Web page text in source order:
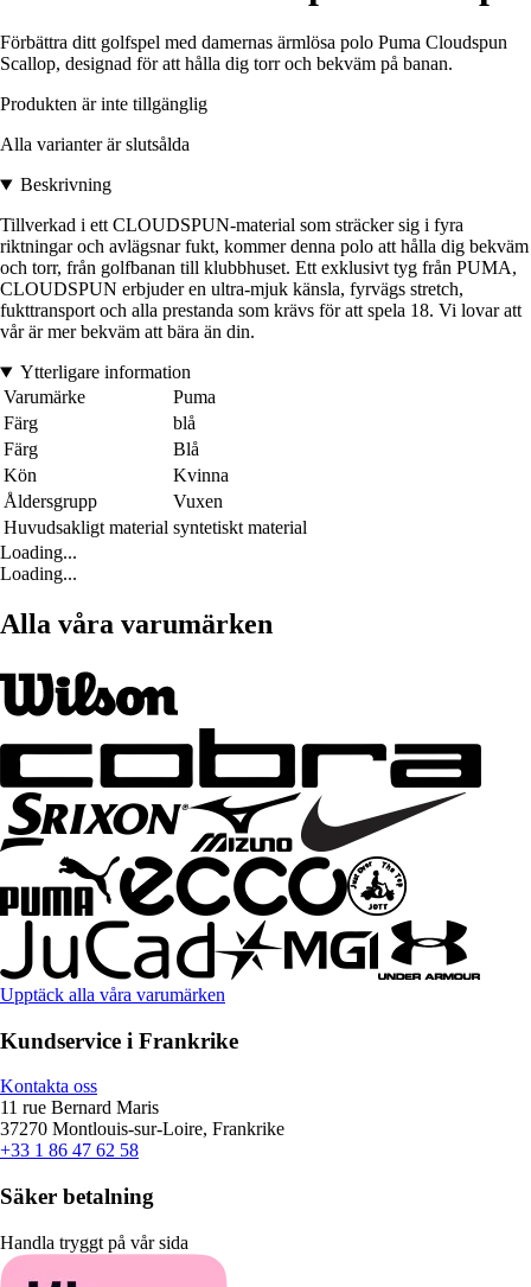
Förbättra ditt golfspel med damernas ärmlösa polo Puma Cloudspun
Scallop, designad för att hålla dig torr och bekväm på banan.
Produkten är inte tillgänglig
Alla varianter är slutsålda
Beskrivning
Tillverkad i ett CLOUDSPUN-material som sträcker sig i fyra
riktningar och avlägsnar fukt, kommer denna polo att hålla dig bekväm
och torr, från golfbanan till klubbhuset. Ett exklusivt tyg från PUMA,
CLOUDSPUN erbjuder en ultra-mjuk känsla, fyrvägs stretch,
fukttransport och alla prestanda som krävs för att spela 18. Vi lovar att
vår är mer bekväm att bära än din.
Ytterligare information
Varumärke
Puma
Färg
blå
Färg
Blå
Kön
Kvinna
Åldersgrupp
Vuxen
Huvudsakligt material syntetiskt material
Loading...
Loading...
Alla våra varumärken
Upptäck alla våra varumärken
Kundservice i Frankrike
Kontakta oss
11 rue Bernard Maris
37270 Montlouis-sur-Loire, Frankrike
+33 1 86 47 62 58
Säker betalning
Handla tryggt på vår sida